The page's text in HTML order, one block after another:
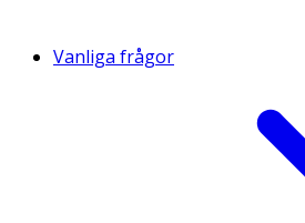
Vanliga frågor